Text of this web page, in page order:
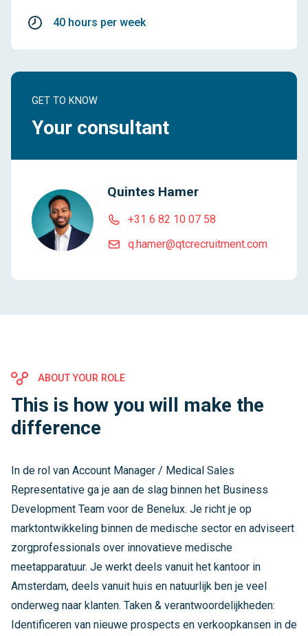
40 hours per week
GET TO KNOW
Your consultant
Quintes Hamer
+31 6 82 10 07 58
q.hamer@qtcrecruitment.com
ABOUT YOUR ROLE
This is how you will make the
difference
In de rol van Account Manager / Medical Sales
Representative ga je aan de slag binnen het Business
Development Team voor de Benelux. Je richt je op
marktontwikkeling binnen de medische sector en adviseert
zorgprofessionals over innovatieve medische
meetapparatuur. Je werkt deels vanuit het kantoor in
Amsterdam, deels vanuit huis en natuurlijk ben je veel
onderweg naar klanten. Taken & verantwoordelijkheden:
Identificeren van nieuwe prospects en verkoopkansen in de